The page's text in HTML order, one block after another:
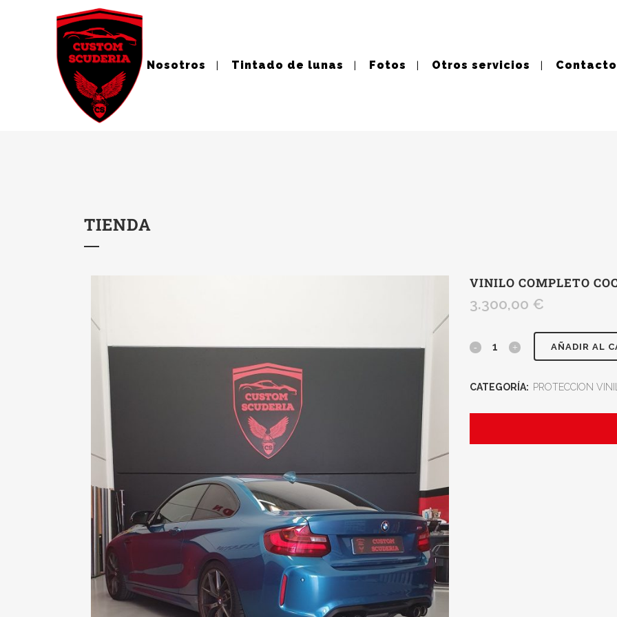
Nosotros Tintado de lunas Fotos Otros servicios Contacto
TIENDA
VINILO COMPLETO
3.300,00 €
AÑADIR AL
CATEGORÍA: PROTECCION